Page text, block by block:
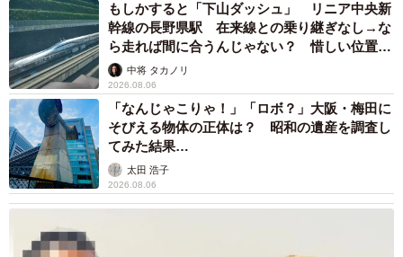
もしかすると「下山ダッシュ」 リニア中央新
幹線の長野県駅 在来線との乗り継ぎなし→な
ら走れば間に合うんじゃない？ 惜しい位置関
係が反響
中将 タカノリ
2026.08.06
「なんじゃこりゃ！」「ロボ？」大阪・梅田に
そびえる物体の正体は？ 昭和の遺産を調査し
てみた結果…
太田 浩子
2026.08.06